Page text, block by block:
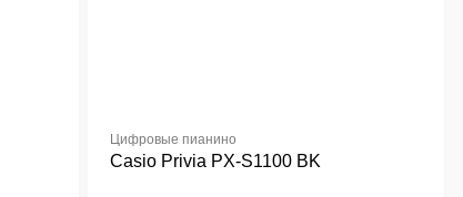
Цифровые пианино
Casio Privia PX-S1100 BK